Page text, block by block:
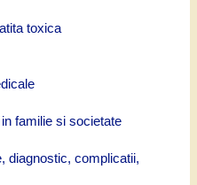
toxica
familie si societate
diagnostic, complicatii,